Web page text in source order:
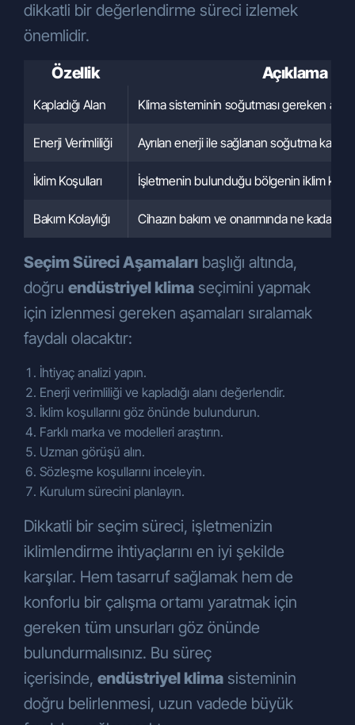
dikkatli bir değerlendirme süreci izlemek
önemlidir.
Özellik
Açıklama
Kapladığı Alan Klima sisteminin soğutması gereken
Enerji Verimliliği Ayrılan enerji ile sağlanan soğutma
İklim Koşulları İşletmenin bulunduğu bölgenin iklim
Bakım Kolaylığı Cihazın bakım ve onarımında ne kadar
Seçim Süreci Aşamaları başlığı altında,
doğru endüstriyel klima seçimini yapmak
için izlenmesi gereken aşamaları sıralamak
faydalı olacaktır:
İhtiyaç analizi yapın.
Enerji verimliliği ve kapladığı alanı değerlendir.
İklim koşullarını göz önünde bulundurun.
Farklı marka ve modelleri araştırın.
Uzman görüşü alın.
Sözleşme koşullarını inceleyin.
Kurulum sürecini planlayın.
Dikkatli bir seçim süreci, işletmenizin
iklimlendirme ihtiyaçlarını en iyi şekilde
karşılar. Hem tasarruf sağlamak hem de
konforlu bir çalışma ortamı yaratmak için
gereken tüm unsurları göz önünde
bulundurmalısınız. Bu süreç
içerisinde, endüstriyel klima sisteminin
doğru belirlenmesi, uzun vadede büyük